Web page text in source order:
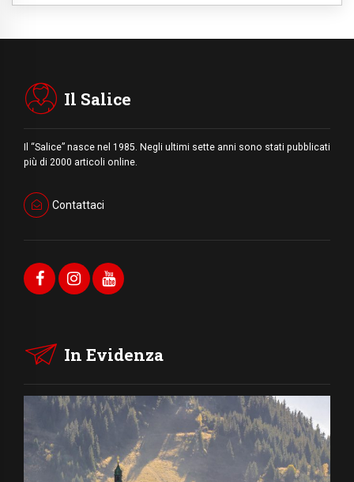
Il Salice
Il “Salice” nasce nel 1985. Negli ultimi sette anni sono stati pubblicati
più di 2000 articoli online.
Contattaci
In Evidenza